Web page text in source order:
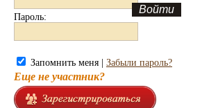
Пароль:
Запомнить меня | Забыли пароль?
Еще не участник?